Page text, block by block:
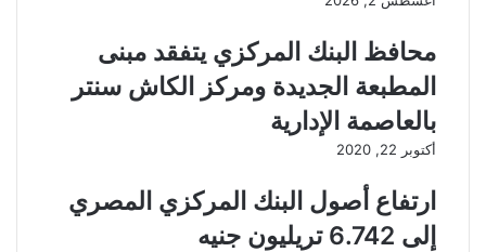
محافظ البنك المركزي يتفقد مبنى
المطبعة الجديدة ومركز الكاش سنتر
بالعاصمة الإدارية
أكتوبر 22, 2020
ارتفاع أصول البنك المركزي المصري
إلى 6.742 تريليون جنيه